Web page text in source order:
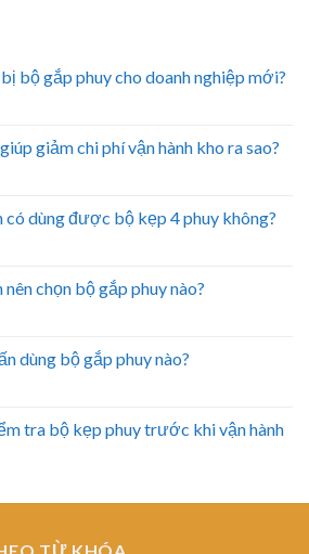
bộ gắp phuy cho doanh nghiệp mới?
giảm chi phí vận hành kho ra sao?
có dùng được bộ kẹp 4 phuy không?
nên chọn bộ gắp phuy nào?
dùng bộ gắp phuy nào?
tra bộ kẹp phuy trước khi vận hành